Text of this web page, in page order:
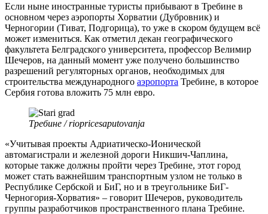
Если ныне иностранные туристы прибывают в Требине в
основном через аэропорты Хорватии (Дубровник) и
Черногории (Тиват, Подгорица), то уже в скором будущем всё
может измениться. Как отметил декан географического
факультета Белградского университета, профессор Велимир
Шечеров, на данный момент уже получено большинство
разрешений регуляторных органов, необходимых для
строительства международного аэропорта Требине, в которое
Сербия готова вложить 75 млн евро.
Требине / riopricesaputovanja
«Учитывая проекты Адриатическо-Ионической
автомагистрали и железной дороги Никшич-Чаплина,
которые также должны пройти через Требине, этот город
может стать важнейшим транспортным узлом не только в
Республике Сербской и БиГ, но и в треугольнике БиГ-
Черногория-Хорватия» – говорит Шечеров, руководитель
группы разработчиков пространственного плана Требине.